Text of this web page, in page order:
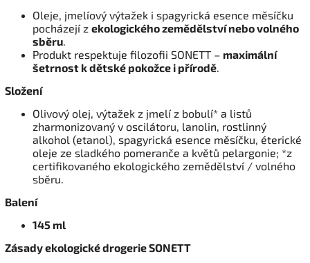
Oleje, jmelíový výtažek i spagyrická esence měsíčku
pocházejí z ekologického zemědělství nebo volného
sběru.
Produkt respektuje filozofii SONETT – maximální
šetrnost k dětské pokožce i přírodě.
Složení
Olivový olej, výtažek z jmelí z bobulí* a listů
zharmonizovaný v oscilátoru, lanolin, rostlinný
alkohol (etanol), spagyrická esence měsíčku, éterické
oleje ze sladkého pomeranče a květů pelargonie; *z
certifikovaného ekologického zemědělství / volného
sběru.
Balení
145 ml
Zásady ekologické drogerie SONETT